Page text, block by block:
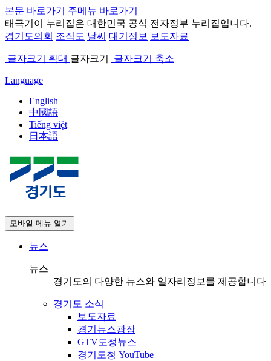
본문 바로가기
주메뉴 바로가기
태극기 이 누리집은 대한민국 공식 전자정부 누리집입니다.
경기도의회 조직도 날씨 대기정보 보도자료
글자크기 확대 글자크기 글자크기 축소
Language
English
中國語
Tiếng việt
日本語
모바일 메뉴 열기
뉴스
뉴스
경기도의 다양한 뉴스와 일자리정보를 제공합니다
경기도 소식
보도자료
경기뉴스광장
GTV도정뉴스
경기도청 YouTube